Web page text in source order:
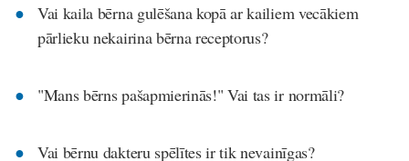
Vai kaila bērna gulēšana kopā ar kailiem vecākiem
pārlieku nekairina bērna receptorus?
"Mans bērns pašapmierinās!" Vai tas ir normāli?
Vai bērnu dakteru spēlītes ir tik nevainīgas?